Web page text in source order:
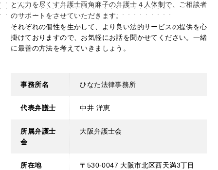
とん力を尽くす弁護士両角麻子の弁護士４人体制で、ご相談者
のサポートをさせていただきます。
それぞれの個性を生かして、より良い法的サービスの提供を心
掛けておりますので、お気軽にお話を聞かせてください。一緒
に最善の方法を考えていきましょう。
事務所名 ひなた法律事務所
代表弁護士 中井 洋恵
所属弁護士
会
大阪弁護士会
所在地
〒530-0047 大阪市北区西天満3丁目